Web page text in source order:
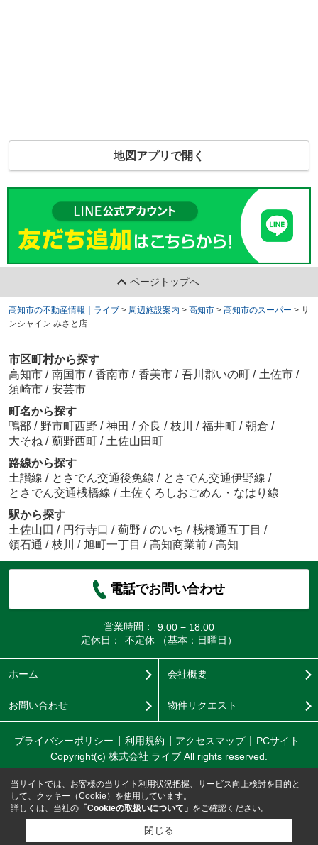
地図アプリで開く
ページトップへ
高知市の不動産情報｜ライブ > 周辺施設案内 > 高知市 > 高知市のスーパー > サ
ンシャイン みさと店
市区町村から探す
高知市 / 南国市 / 香南市 / 香美市 / 吾川郡いの町 / 土佐市 /
須崎市 / 安芸市
町名から探す
鴨部 / 野市町西野 / 神田 / 介良 / 枝川 / 福井町 / 朝倉 /
大そね / 薊野西町 / 土佐山田町
路線から探す
土讃線 / とさでん交通後免線 / とさでん交通伊野線 /
とさでん交通桟橋線 / 土佐くろしおごめん・なはり線
駅から探す
土佐山田 / 円行寺口 / 薊野 / のいち / 桟橋通五丁目 /
領石通 / 枝川 / 旭町一丁目 / 高知商業前 / 高知
電話でお問い合わせ
営業時間：
9:00 − 18:00
定休日：
不定休 （基本：日曜日）
ホーム 会社概要
お問い合わせ 物件リクエスト
プライバシーポリシー 利用規約 アクセスマップ
PCサイト
Copyright(c) 株式会社 ライブ All rights reserved.
当サイトでは、お客様の当サイト利用状況把握、サービス向上検討を目的と
して、クッキー（Cookie）を使用しています。
詳しくは、当社の 「Cookieの取扱いについて」 をご確認ください。
閉じる